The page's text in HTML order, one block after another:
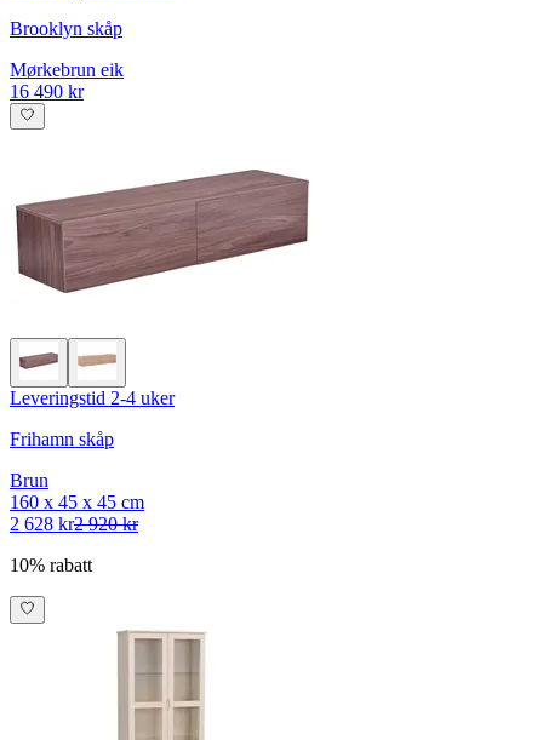
Brooklyn skåp
Mørkebrun eik
16 490 kr
Leveringstid 2-4 uker
Frihamn skåp
Brun
160 x 45 x 45 cm
2 628 kr2 920 kr
10% rabatt